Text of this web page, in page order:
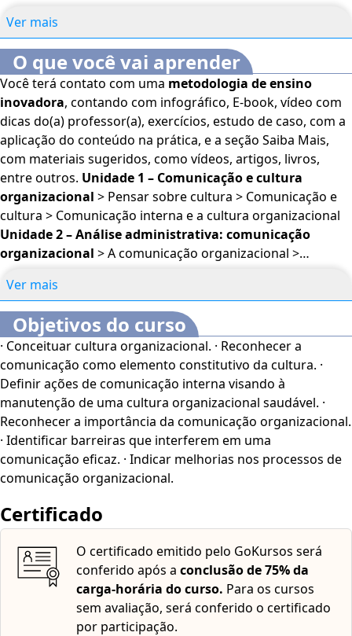
organização. E, a fim de ilustrar melhor esses conceitos,
você será apresentado à relatos reais ocorridos em
empresas/filiais brasileiras. Em uma organização, as
atividades somente acontecem porque existe
comunicação. Todos os processos organizacionais
dependem de mensagens (verbais e não verbais) para que
os objetivos sejam atingidos. Certamente, você já ouviu
falar que algo não deu certo porque houve ruído ou falha
na comunicação. Sim, essa situação é muito comum e
muitos são os fatores que colaboram para que aconteça.
Você vai estudar a comunicação organizacional, sua
importância e as várias barreiras que interferem em uma
comunicação eficaz. OCurso Online Comunicação e
estudantes da área de Comunicação RH, além de
interessados no assunto. Este curso dispõe dos seguintes
recursos de acessibilidade: cores em alto-contraste,
aumento de fonte e tradução automática mediante a
Língua Brasileira de Sinais (Libras). Para ativar esses
recursos, acesse "minha conta" do lado direito da tela na
parte superior e habilite de acordo com sua necessidade.
O conteúdo do curso ficará disponível por até 120 dias
após a compra.
Ver mais
O que você vai aprender
Você terá contato com uma metodologia de ensino
inovadora, contando com infográfico, E-book, vídeo com
dicas do(a) professor(a), exercícios, estudo de caso, com a
aplicação do conteúdo na prática, e a seção Saiba Mais,
com materiais sugeridos, como vídeos, artigos, livros,
entre outros. Unidade 1 – Comunicação e cultura
organizacional > Pensar sobre cultura > Comunicação e
cultura > Comunicação interna e a cultura organizacional
Unidade 2 – Análise administrativa: comunicação
organizacional > A comunicação organizacional >
de comunicação organizacional
Ver mais
Objetivos do curso
· Conceituar cultura organizacional. · Reconhecer a
comunicação como elemento constitutivo da cultura. ·
Definir ações de comunicação interna visando à
manutenção de uma cultura organizacional saudável. ·
Reconhecer a importância da comunicação organizacional.
· Identificar barreiras que interferem em uma
comunicação eficaz. · Indicar melhorias nos processos de
comunicação organizacional.
Certificado
O certificado emitido pelo GoKursos será
conferido após a conclusão de 75% da
carga-horária do curso. Para os cursos
sem avaliação, será conferido o certificado
por participação.